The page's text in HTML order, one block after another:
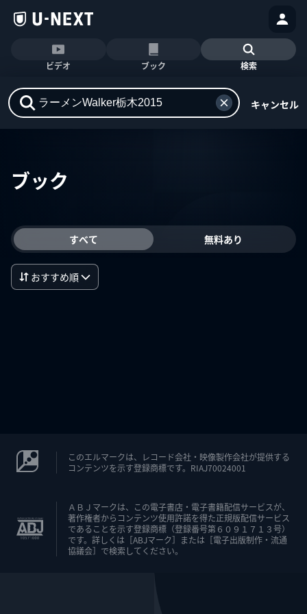
ビデオ ブック 検索
キャンセル
ブック
すべて 無料あり
おすすめ順
このエルマークは、レコード会社・映像製作会社が提供する
コンテンツを示す登録商標です。RIAJ70024001
ＡＢＪマークは、この電子書店・電子書籍配信サービスが、
著作権者からコンテンツ使用許諾を得た正規版配信サービス
であることを示す登録商標（登録番号第６０９１７１３号）
です。詳しくは［ABJマーク］または［電子出版制作・流通
協議会］で検索してください。